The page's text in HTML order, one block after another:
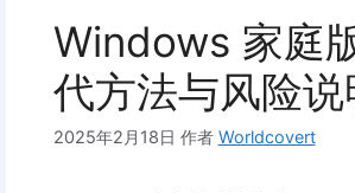
Windows 家庭
代方法与风险说
2025年2月18日 作者 Worldcovert